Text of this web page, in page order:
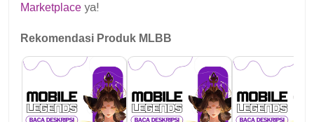
Marketplace ya!
Rekomendasi Produk MLBB